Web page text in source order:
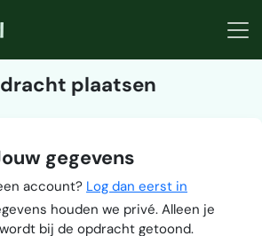
plaatsen
gegevens
account? Log dan eerst in
houden we privé. Alleen je
bij de opdracht getoond.